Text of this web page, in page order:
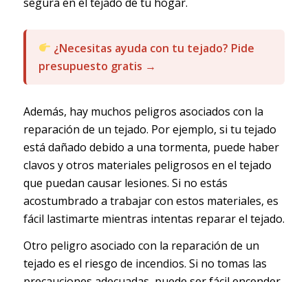
¿Necesitas ayuda con tu tejado? Pide
presupuesto gratis →
Además, hay muchos peligros asociados con la
reparación de un tejado. Por ejemplo, si tu tejado
está dañado debido a una tormenta, puede haber
clavos y otros materiales peligrosos en el tejado
que puedan causar lesiones. Si no estás
acostumbrado a trabajar con estos materiales, es
fácil lastimarte mientras intentas reparar el tejado.
Otro peligro asociado con la reparación de un
tejado es el riesgo de incendios. Si no tomas las